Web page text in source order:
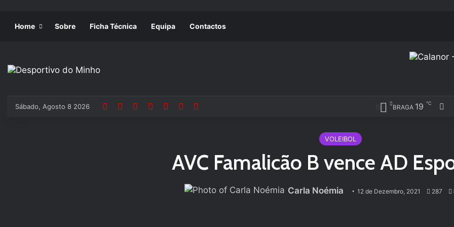
Home Sobre Ficha Técnica Equipa Contactos
Sábado, Agosto 8 2026 BRAGA 19 ℃
VOLEIBOL
AVC Famalicão B vence AD
Carla Noémia 12 de Dezembro, 2021 287